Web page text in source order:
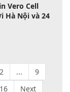
Vero Cell
Hà Nội và 24
2 ...
9
16
Next